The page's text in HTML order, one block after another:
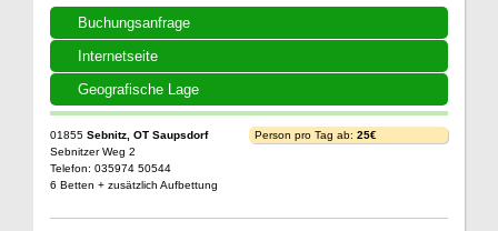
Buchungsanfrage
Internetseite
Geografische Lage
01855 Sebnitz, OT Saupsdorf
Sebnitzer Weg 2
Telefon: 035974 50544
6 Betten + zusätzlich Aufbettung
Person pro Tag ab: 25€